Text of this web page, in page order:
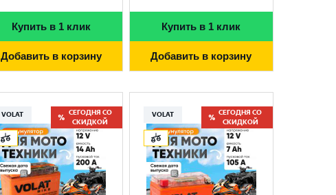
Купить в 1 клик
Добавить в корзину
Купить в 1 клик
Добавить в корзину
VOLAT
СЕГОДНЯ СО
СКИДКОЙ
VOLAT
СЕГОДНЯ СО
СКИДКОЙ